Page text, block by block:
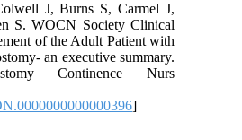
J, Burns S, Carmel J,
S. WOCN Society Clinical
of the Adult Patient with
an executive summary.
Continence Nurs